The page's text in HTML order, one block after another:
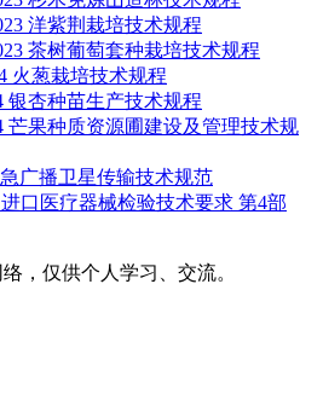
洋紫荆栽培技术规程
茶树葡萄套种栽培技术规程
火葱栽培技术规程
银杏种苗生产技术规程
芒果种质资源圃建设及管理技术规
广播卫星传输技术规范
进口医疗器械检验技术要求 第4部
，仅供个人学习、交流。